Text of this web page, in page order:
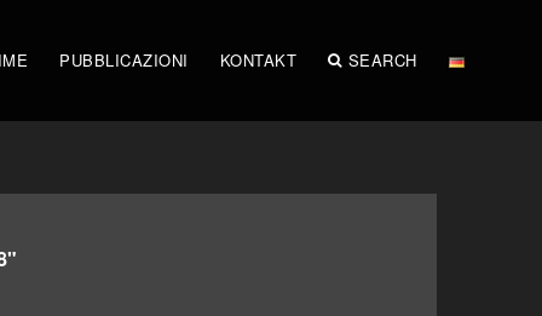
PUBBLICAZIONI KONTAKT SEARCH